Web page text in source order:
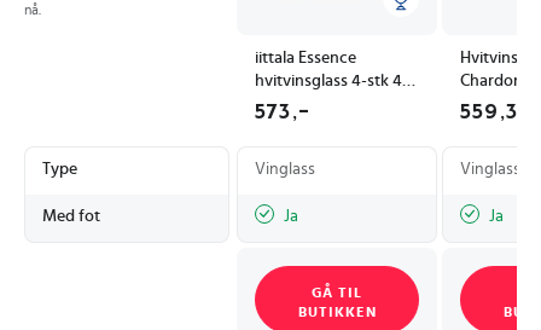
nå.
iittala Essence
hvitvinsglass 4-stk 4-
pakk
573,-
cl 4 stk
559,3
Type Vinglass Vinglass
Med fot Ja Ja
GÅ TIL
BUTIKKEN